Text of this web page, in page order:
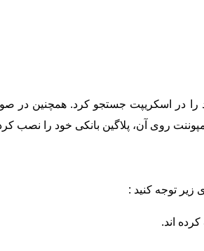
را در اسکریپت جستجو کرد. همچنین در
روی آن، پلاگین بانکی خود را نصب کرده
زیر توجه کنید :
کرده اند.